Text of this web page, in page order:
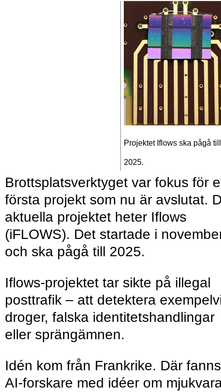
Projektet Iflows ska pågå till
2025.
Brottsplatsverktyget var fokus för
första projekt som nu är avslutat.
aktuella projektet heter Iflows
(iFLOWS). Det startade i
och ska pågå till 2025.
Iflows-projektet tar sikte på illegal
posttrafik – att detektera
droger, falska identitetshandlingar
eller sprängämnen.
Idén kom från Frankrike. Där fanns
AI-forskare med idéer om